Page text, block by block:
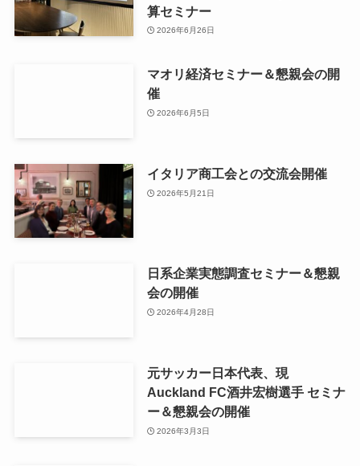
算セミナー
2026年6月26日
マオリ経済セミナー＆懇親会の開
催
2026年6月5日
イタリア商工会との交流会開催
2026年5月21日
日系企業実態調査セミナー＆懇親
会の開催
2026年4月28日
元サッカー日本代表、現
Auckland FC酒井宏樹選手 セミナ
ー＆懇親会の開催
2026年3月3日